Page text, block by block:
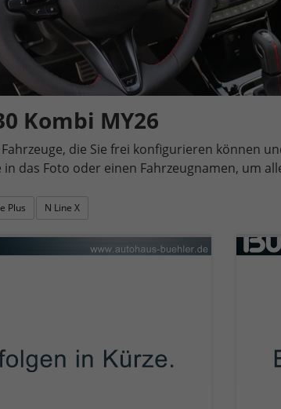
Kombi MY26
die Sie frei konfigurieren können
in das Foto oder einen Fahrzeugnamen, um
Plus N Line X